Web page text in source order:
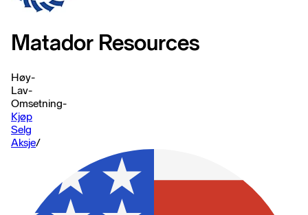
Matador Resources
Høy-
Lav-
Omsetning-
Kjøp
Selg
Aksje/